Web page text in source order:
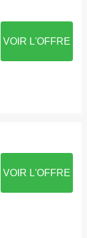
VOIR L'OFFRE
VOIR L'OFFRE